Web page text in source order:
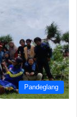
Pandeglang